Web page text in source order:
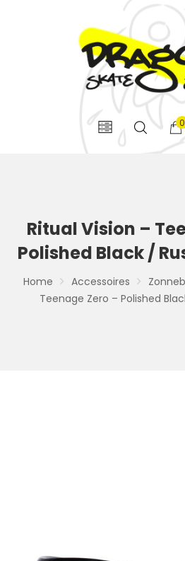
0
Ritual Vision –
Polished Black /
Home Accessoires
Teenage Zero – Polished